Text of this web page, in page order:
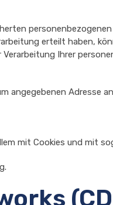
erteilt haben,
Ihrer
angegebenen Adresse
mit Cookies und mit